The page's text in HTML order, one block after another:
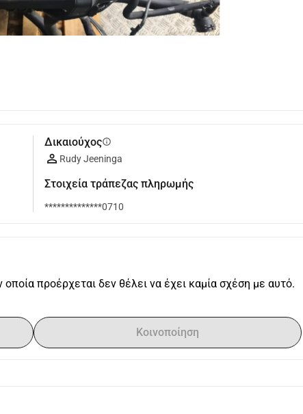
Δικαιούχοςinfo
Rudy Jeeninga
Στοιχεία τράπεζας πληρωμής
**************0710
προέρχεται δεν θέλει να έχει καμία σχέση με αυτό.
Κοινοποίηση